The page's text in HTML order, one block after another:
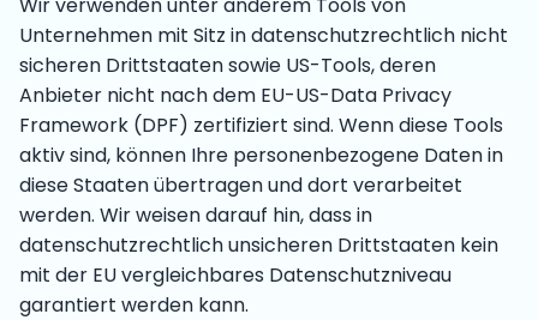
Unternehmen mit Sitz in datenschutzrechtlich nicht
sicheren Drittstaaten sowie US-Tools, deren
Anbieter nicht nach dem EU-US-Data Privacy
Framework (DPF) zertifiziert sind. Wenn diese Tools
aktiv sind, können Ihre personenbezogene Daten in
diese Staaten übertragen und dort verarbeitet
werden. Wir weisen darauf hin, dass in
datenschutzrechtlich unsicheren Drittstaaten kein
mit der EU vergleichbares Datenschutzniveau
garantiert werden kann.